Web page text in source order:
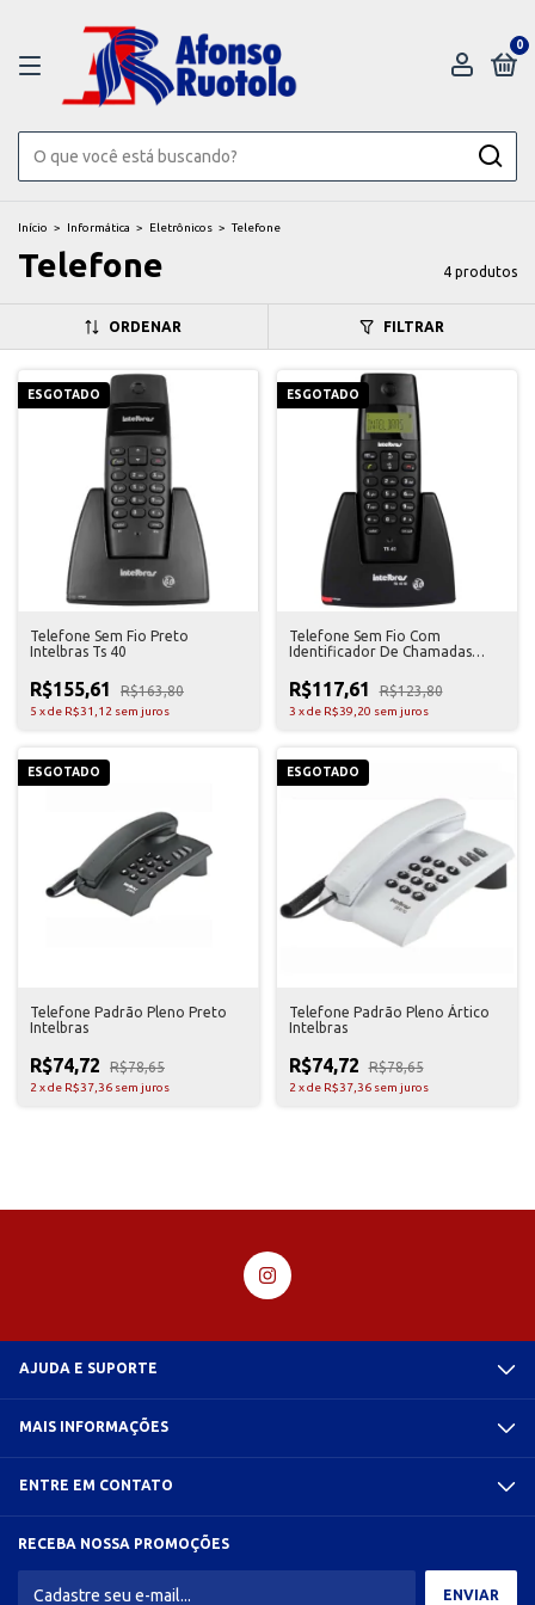
0
Início > Informática > Eletrônicos > Telefone
Telefone 4 produtos
ORDENAR FILTRAR
ESGOTADO
Telefone Sem Fio Preto
Intelbras Ts 40
R$155,61 R$163,80
5 xde R$31,12 sem juros
ESGOTADO
Telefone Sem Fio Com
Identificador De Chamadas
R$117,61 R$123,80
3 xde R$39,20 sem juros
ESGOTADO
Telefone Padrão Pleno Preto
Intelbras
R$74,72 R$78,65
2 xde R$37,36 sem juros
ESGOTADO
Telefone Padrão Pleno Ártico
Intelbras
R$74,72 R$78,65
2 xde R$37,36 sem juros
AJUDA E SUPORTE
MAIS INFORMAÇÕES
ENTRE EM CONTATO
RECEBA NOSSA PROMOÇÕES